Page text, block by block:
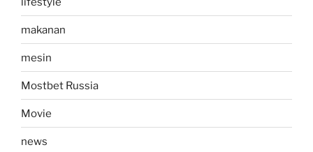
makanan
mesin
Mostbet Russia
Movie
news